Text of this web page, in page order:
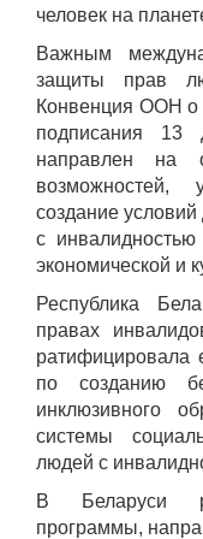
человек на
Важным
защиты прав
Конвенция ООН о
подписания 13
направлен на
возможностей,
создание
с
экономической и
Республика
правах
ратифицировала
по созданию
инклюзивного
системы
людей с
В Беларуси
программы,